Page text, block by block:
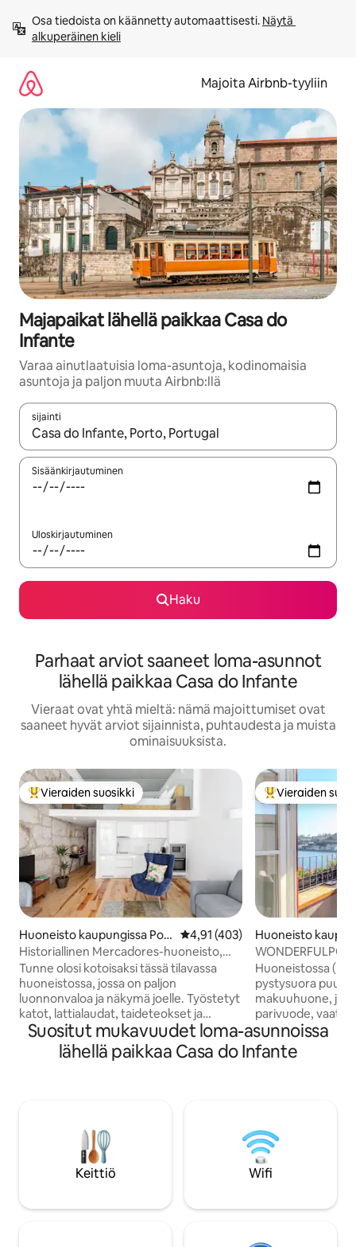
sisältö
väliin
Osa tiedoista on käännetty automaattisesti. Näytä
alkuperäinen kieli
Majoita Airbnb-tyyliin
Majapaikat lähellä paikkaa Casa do
Infante
Varaa ainutlaatuisia loma-asuntoja, kodinomaisia
asuntoja ja paljon muuta Airbnb:llä
sijainti
Kun tulokset ovat saatavilla, navigoi ylös- ja alas-
Sisäänkirjautuminen
Uloskirjautuminen
Haku
Parhaat arviot saaneet loma-asunnot
lähellä paikkaa Casa do Infante
Vieraat ovat yhtä mieltä: nämä majoittumiset ovat
saaneet hyvät arviot sijainnista, puhtaudesta ja muista
ominaisuuksista.
Vieraiden suosikkien parhaimmistoa
Vieraiden suosikki
Huoneisto kaupungissa Port
o
Keskimääräinen arvio 4,91/5,
4,91 (403)
Historiallinen Mercadores-huoneisto,
keskusta
Tunne olosi kotoisaksi tässä tilavassa
huoneistossa, jossa on paljon
luonnonvaloa ja näkymä joelle. Työstetyt
katot, lattialaudat, taideteokset ja
rakennuksen alkuperäiset seinät antavat
tälle viihtyisälle tilalle viehättävyyttä. Kun
saavut rakennukseen, sinun on
rentoutumiseen ja television katseluun.
Sohva voidaan muuttaa 1,40 x 1,90
metrin vuoteeksi. Makuuhuoneessa on
pääsy koko tilaan Sisäänkirjautumisen
Vieraiden
Vieraiden
Huoneisto
Huoneistossa
pystysuora
makuuhuone,
parivuode,
kassakaappi.
4K-televisio,
Rotel-bluetooth-
leivänpaahdin,
Täysin varustettu
bidee ja suihku,
mukavuudet
Suositut mukavuudet loma-asunnoissa
lähellä paikkaa Casa do Infante
Keittiö Wifi